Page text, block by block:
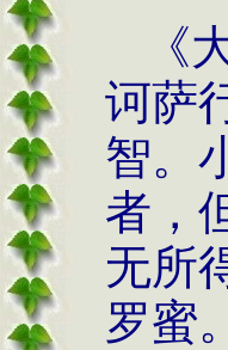
《
诃萨
智。
者，
无所
罗蜜